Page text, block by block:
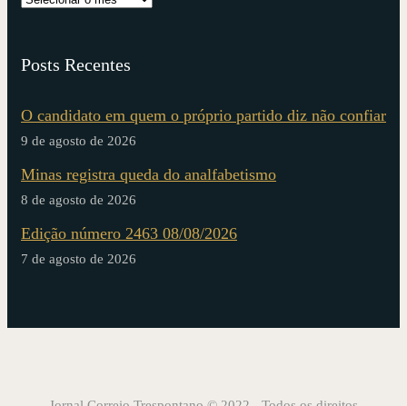
Posts Recentes
O candidato em quem o próprio partido diz não confiar
9 de agosto de 2026
Minas registra queda do analfabetismo
8 de agosto de 2026
Edição número 2463 08/08/2026
7 de agosto de 2026